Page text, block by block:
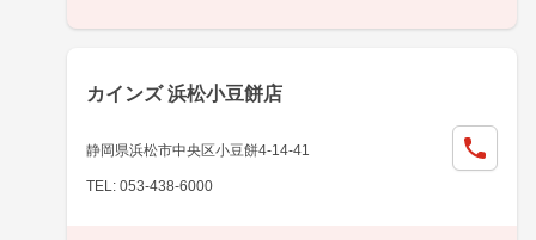
カインズ 浜松小豆餅店
静岡県浜松市中央区小豆餅4-14-41
TEL: 053-438-6000